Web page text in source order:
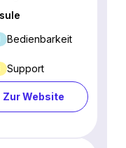
Bedienbarkeit
Support
Zur Website